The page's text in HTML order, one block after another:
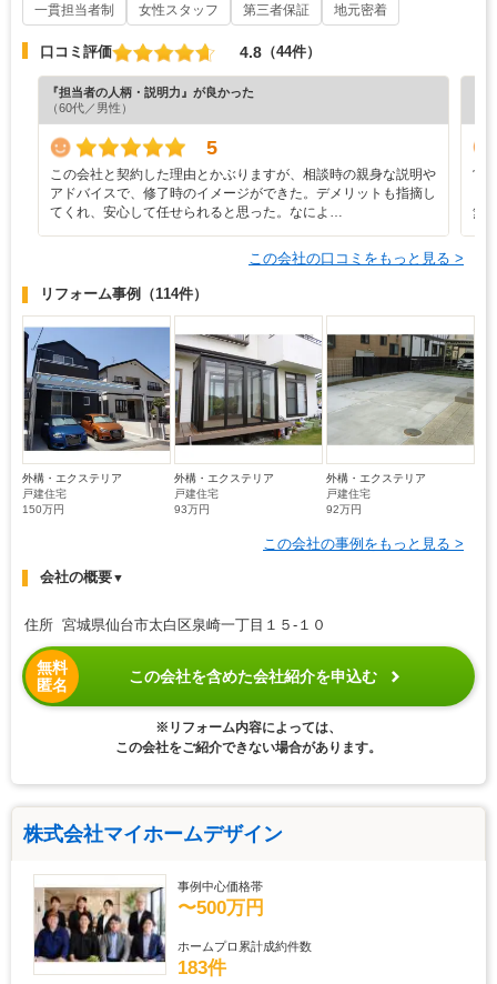
一貫担当者制
女性スタッフ 第三者保証 地元密着
口コミ評価 4.8 （44件）
『担当者の人柄・説明力』が良かった
（60代／男性）
5
この会社と契約した理由とかぶりますが、相談時の親身な説明や
アドバイスで、修了時のイメージができた。デメリットも指摘し
てくれ、安心して任せられると思った。なによ…
営
無
この会社の口コミをもっと見る >
リフォーム事例 （114件）
外構・エクステリア
戸建住宅
150万円
外構・エクステリア
戸建住宅
93万円
外構・エクステリア
戸建住宅
92万円
この会社の事例をもっと見る >
会社の概要▼
住所 宮城県仙台市太白区泉崎一丁目１５-１０
無料
匿名
この会社を含めた会社紹介を申込む
※リフォーム内容によっては、
この会社をご紹介できない場合があります。
株式会社マイホームデザイン
事例中心価格帯
〜500万円
ホームプロ累計成約件数
183件